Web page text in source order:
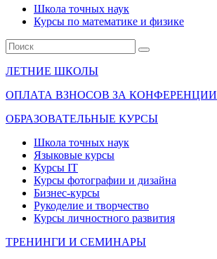
Школа точных наук
Курсы по математике и физике
ЛЕТНИЕ ШКОЛЫ
ОПЛАТА ВЗНОСОВ ЗА КОНФЕРЕНЦИИ
ОБРАЗОВАТЕЛЬНЫЕ КУРСЫ
Школа точных наук
Языковые курсы
Курсы IT
Курсы фотографии и дизайна
Бизнес-курсы
Рукоделие и творчество
Курсы личностного развития
ТРЕНИНГИ И СЕМИНАРЫ